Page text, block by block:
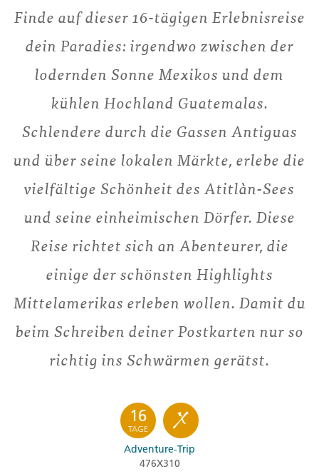
Finde auf dieser 16-tägigen Erlebnisreise
dein Paradies: irgendwo zwischen der
lodernden Sonne Mexikos und dem
kühlen Hochland Guatemalas.
Schlendere durch die Gassen Antiguas
und über seine lokalen Märkte, erlebe die
vielfältige Schönheit des Atitlàn-Sees
und seine einheimischen Dörfer. Diese
Reise richtet sich an Abenteurer, die
einige der schönsten Highlights
Mittelamerikas erleben wollen. Damit du
beim Schreiben deiner Postkarten nur so
richtig ins Schwärmen gerätst.
16
TAGE
Adventure-Trip
476X310